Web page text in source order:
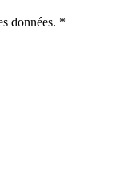
données. *